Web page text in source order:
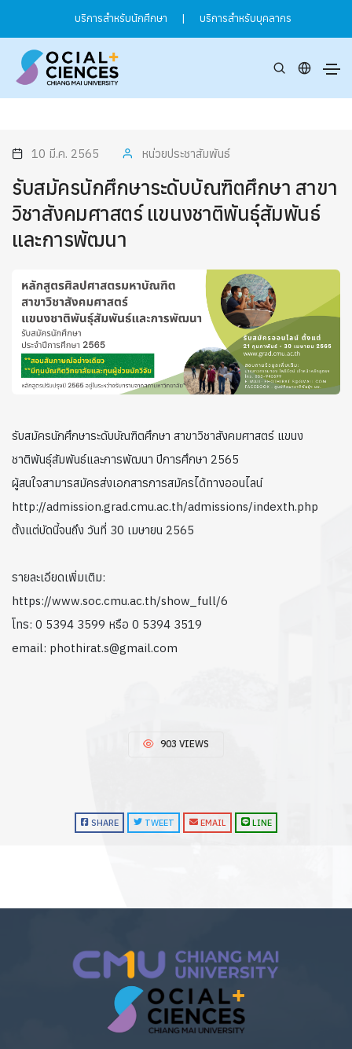
บริการสำหรับนักศึกษา | บริการสำหรับบุคลากร
10 มี.ค. 2565 หน่วยประชาสัมพันธ์
รับสมัครนักศึกษาระดับบัณฑิตศึกษา สาขา
วิชาสังคมศาสตร์ แขนงชาติพันธุ์สัมพันธ์
และการพัฒนา
รับสมัครนักศึกษาระดับบัณฑิตศึกษา สาขาวิชาสังคมศาสตร์ แขนง
ชาติพันธุ์สัมพันธ์และการพัฒนา ปีการศึกษา 2565
ผู้สนใจสามารสมัครส่งเอกสารการสมัครได้ทางออนไลน์
http://admission.grad.cmu.ac.th/admissions/indexth.php
ตั้งแต่บัดนี้จนถึง วันที่ 30 เมษายน 2565
รายละเอียดเพิ่มเติม:
https://www.soc.cmu.ac.th/show_full/6
โทร: 0 5394 3599 หรือ 0 5394 3519
email: phothirat.s@gmail.com
903 VIEWS
SHARE TWEET EMAIL LINE